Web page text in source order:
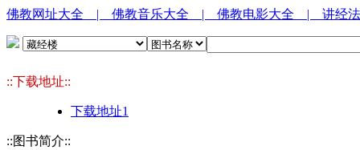
佛教网址大全 | 佛教音乐大全 | 佛教电影大全 | 讲经
::下载地址::
下载地址1
::图书简介::